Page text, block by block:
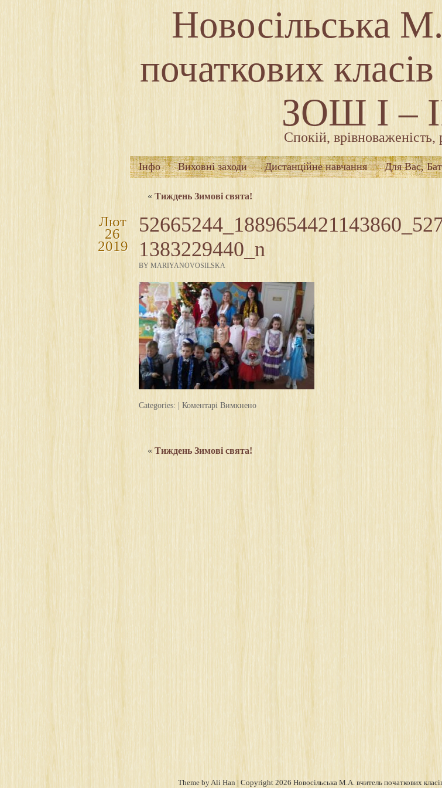
Новосільська
початкових класів
ЗОШ І –
Спокій,
Інфо Виховні заходи Дистанційне навчання Для Вас,
« Тиждень Зимові свята!
Лют
26
2019
1383229440_n
BY MARIYANOVOSILSKA
Categories: | Коментарі Вимкненодо
« Тиждень Зимові свята!
Theme byAli Han | Copyright 2026 Новосільська М.А. вчитель початкових